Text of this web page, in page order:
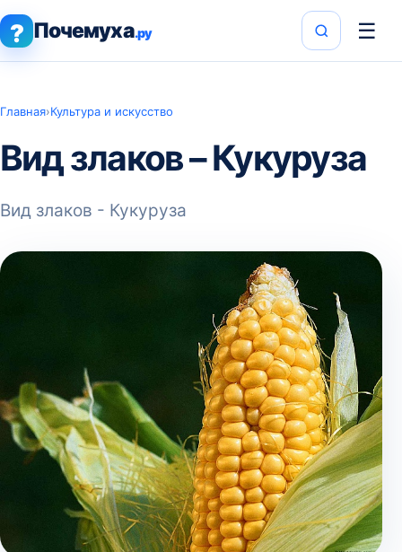
? Почемуха.ру ☰
Главная›Культура и искусство
Вид злаков – Кукуруза
Вид злаков - Кукуруза